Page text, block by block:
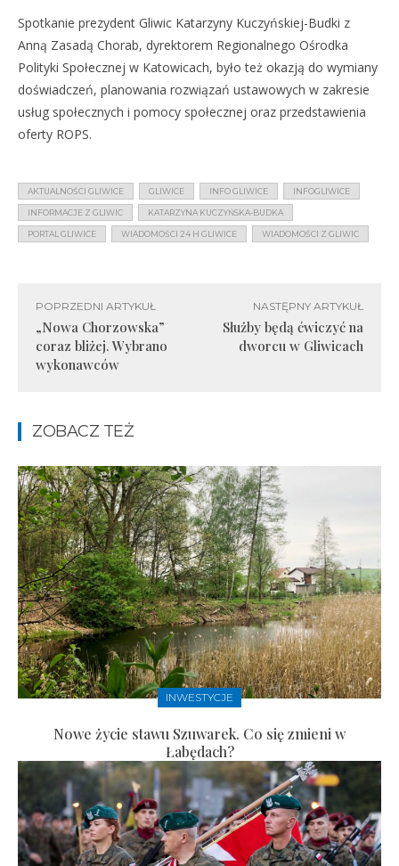
Spotkanie prezydent Gliwic Katarzyny Kuczyńskiej-Budki z
Anną Zasadą Chorab, dyrektorem Regionalnego Ośrodka
Polityki Społecznej w Katowicach, było też okazją do wymiany
doświadczeń, planowania rozwiązań ustawowych w zakresie
usług społecznych i pomocy społecznej oraz przedstawienia
oferty ROPS.
AKTUALNOŚCI GLIWICE GLIWICE INFO GLIWICE INFOGLIWICE
INFORMACJE Z GLIWIC KATARZYNA KUCZYŃSKA-BUDKA
PORTAL GLIWICE WIADOMOŚCI 24 H GLIWICE WIADOMOŚCI Z GLIWIC
POPRZEDNI ARTYKUŁ
„Nowa Chorzowska”
coraz bliżej. Wybrano
wykonawców
NASTĘPNY ARTYKUŁ
Służby będą ćwiczyć na
dworcu w Gliwicach
ZOBACZ TEŻ
INWESTYCJE
Nowe życie stawu Szuwarek. Co się zmieni w
Łabędach?